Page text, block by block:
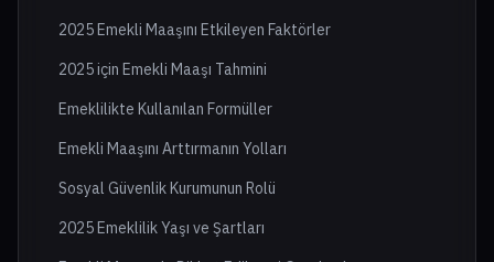
2025 Emekli Maaşını Etkileyen Faktörler
2025 için Emekli Maaşı Tahmini
Emeklilikte Kullanılan Formüller
Emekli Maaşını Arttırmanın Yolları
Sosyal Güvenlik Kurumunun Rolü
2025 Emeklilik Yaşı ve Şartları